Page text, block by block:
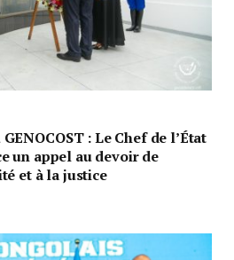
: Le Chef de l’État
un appel au devoir de
et à la justice